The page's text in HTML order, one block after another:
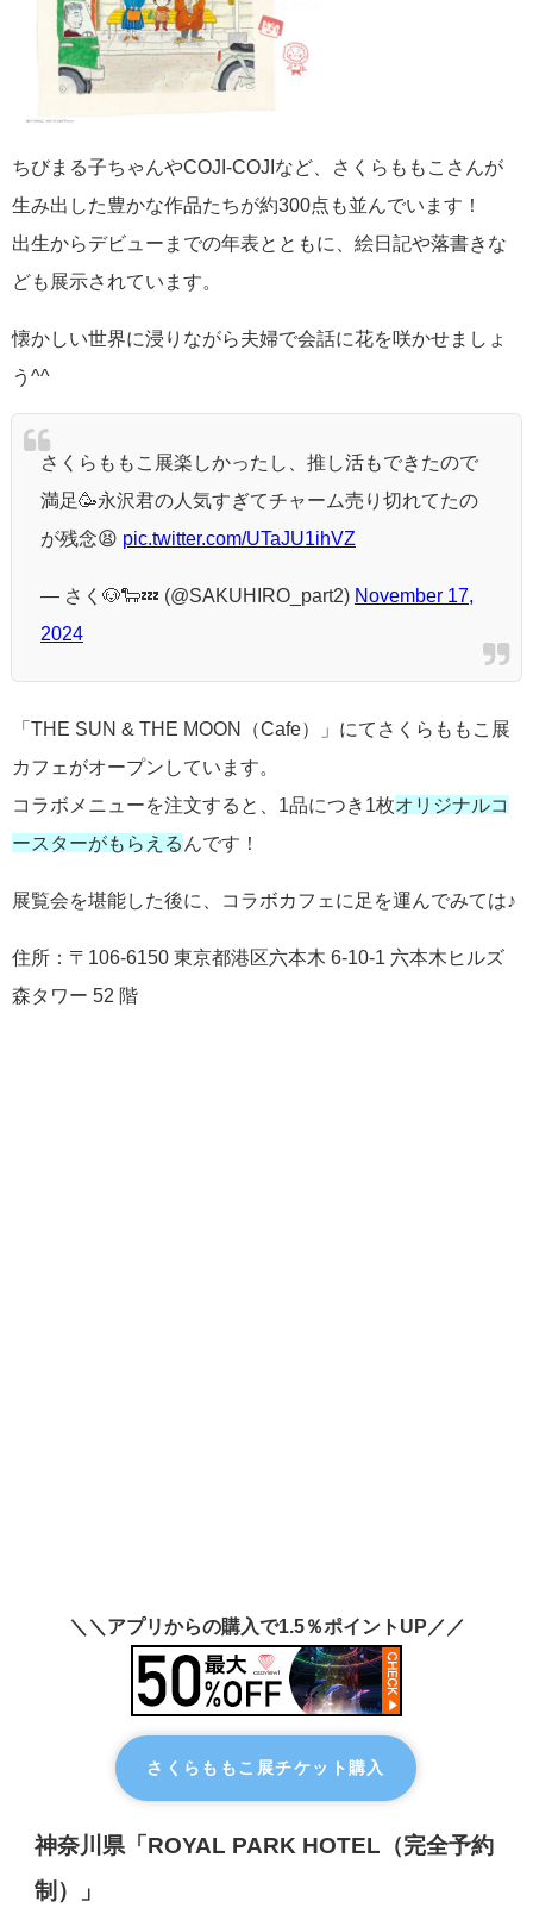
ちびまる子ちゃんやCOJI-COJIなど、さくらももこさんが
生み出した豊かな作品たちが約300点も並んでいます！
出生からデビューまでの年表とともに、絵日記や落書きな
ども展示されています。
懐かしい世界に浸りながら夫婦で会話に花を咲かせましょ
う^^
さくらももこ展楽しかったし、推し活もできたので
満足🥳永沢君の人気すぎてチャーム売り切れてたの
が残念😫 pic.twitter.com/UTaJU1ihVZ
— さく🐶🐑💤 (@SAKUHIRO_part2) November 17,
2024
「THE SUN & THE MOON（Cafe）」にてさくらももこ展
カフェがオープンしています。
コラボメニューを注文すると、1品につき1枚オリジナルコ
ースターがもらえる んです！
展覧会を堪能した後に、コラボカフェに足を運んでみては♪
住所： 〒106-6150 東京都港区六本木 6-10-1 六本木ヒルズ
森タワー 52 階
＼＼アプリからの購入で1.5％ポイントUP／／
さくらももこ展チケット購入
神奈川県「ROYAL PARK HOTEL（完全予約
制）」